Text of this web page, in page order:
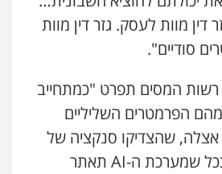
מוות לעסק. גזר דין מוות
סודיים".
רשות המסים תפרט "כמתחייב
הפרמטרים השליליים
שהצדיקו סנקציה של
חסימה מוחלטת. ככל שמערכת ה-AI תאתר
– משרד עורך דין פלילי
מעצרים